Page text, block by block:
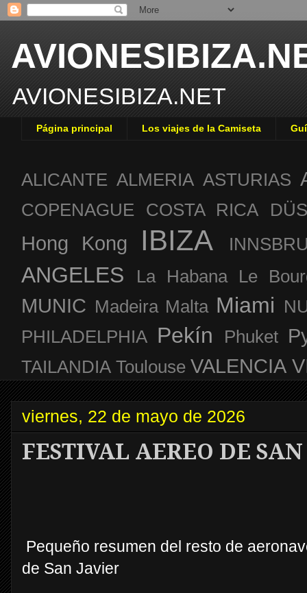
AVIONESIBIZA.NET
Página principal Los viajes de la Camiseta
ALICANTE ALMERIA ASTURIAS
COPENAGUE COSTA RICA
Hong Kong IBIZA
ANGELES La Habana Le
MUNIC Madeira Malta Miami
PHILADELPHIA Pekín Phuket
TAILANDIA Toulouse VALENCIA
viernes, 22 de mayo de 2026
FESTIVAL AEREO DE
Pequeño resumen del resto de
de San Javier